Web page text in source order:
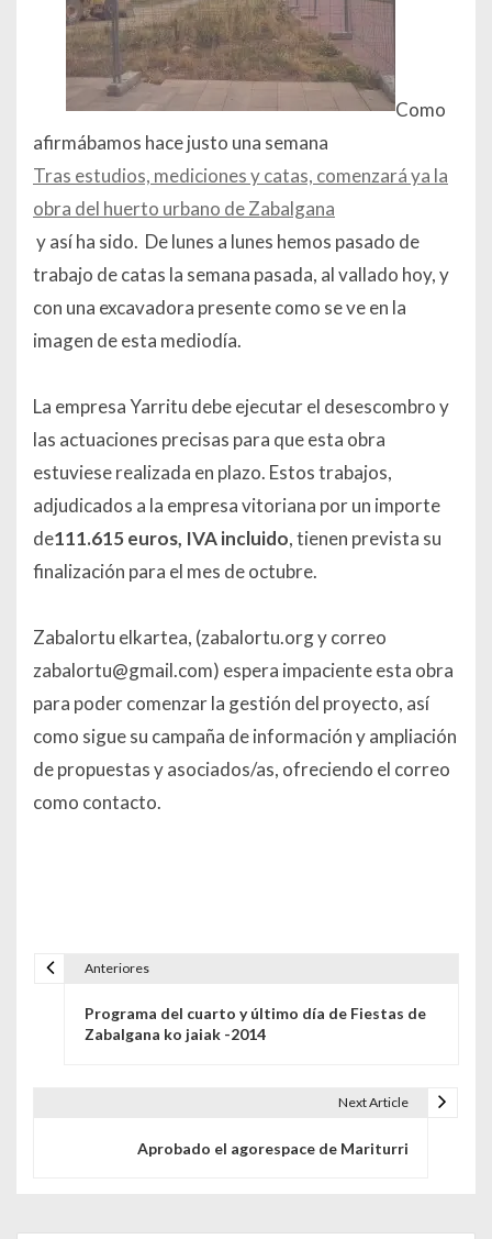
Como
afirmábamos hace justo una semana
Tras estudios, mediciones y catas, comenzará ya la
obra del huerto urbano de Zabalgana
y así ha sido. De lunes a lunes hemos pasado de
trabajo de catas la semana pasada, al vallado hoy, y
con una excavadora presente como se ve en la
imagen de esta mediodía.
La empresa Yarritu debe ejecutar el desescombro y
las actuaciones precisas para que esta obra
estuviese realizada en plazo. Estos trabajos,
adjudicados a la empresa vitoriana por un importe
de111.615 euros, IVA incluido, tienen prevista su
finalización para el mes de octubre.
Zabalortu elkartea, (zabalortu.org y correo
zabalortu@gmail.com) espera impaciente esta obra
para poder comenzar la gestión del proyecto, así
como sigue su campaña de información y ampliación
de propuestas y asociados/as, ofreciendo el correo
como contacto.
Anteriores
Programa del cuarto y último día de Fiestas de
Zabalgana ko jaiak -2014
Next Article
Aprobado el agorespace de Mariturri